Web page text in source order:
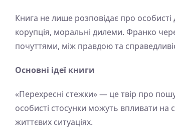
Книга не лише розповідає про
корупція, моральні дилеми. Франко
почуттями, між правдою та
Основні ідеї книги
«Перехресні стежки» — це твір про
особисті стосунки можуть впливати на
життєвих ситуаціях.